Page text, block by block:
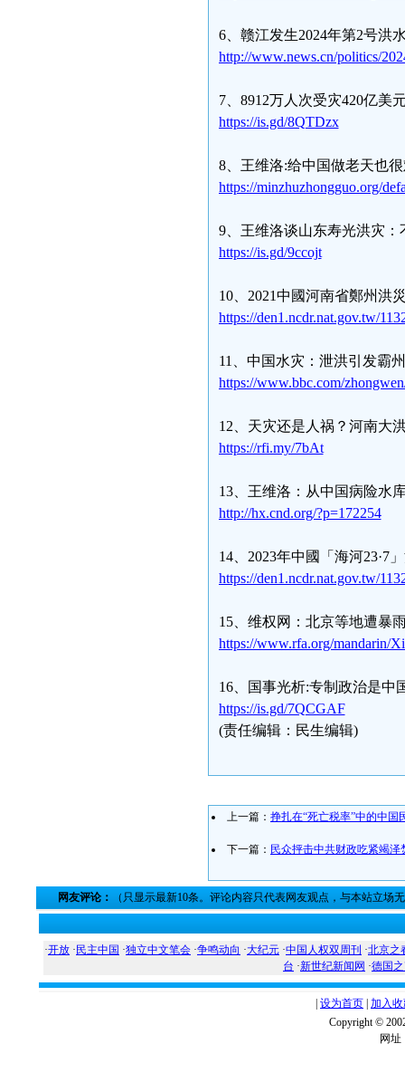
6、赣江发生2024年第2号洪
http://www.news.cn/politics/
7、8912万人次受灾420亿美
https://is.gd/8QTDzx
8、王维洛:给中国做老天也
https://minzhuzhongguo.org/
9、王维洛谈山东寿光洪灾
https://is.gd/9ccojt
10、2021中國河南省鄭州洪
https://den1.ncdr.nat.gov.tw/
11、中国水灾：泄洪引发霸
https://www.bbc.com/
12、天灾还是人祸？河南大
https://rfi.my/7bAt
13、王维洛：从中国病险水
http://hx.cnd.org/?p=172254
14、2023年中國「海河23·7
https://den1.ncdr.nat.gov.tw/
15、维权网：北京等地遭暴
https://www.rfa.org/mandarin/
16、国事光析:专制政治是中
https://is.gd/7QCGAF
(责任编辑：民生编辑)
上一篇： 挣扎在“死亡税率”中的中国
下一篇： 民众抨击中共财政吃紧竭泽
网友评论： （只显示最新10条。评论内容只代表网友观点，与本站立场
·开放 · 民主中国 ·独立中文笔会 ·争鸣动向 ·大纪元 ·中国人权双周刊 ·北京之
台 ·新世纪新闻网 ·德国
设为首页 加入
Copyright ©
网址